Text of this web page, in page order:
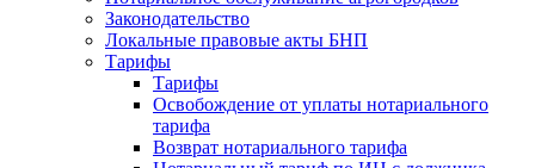
Законодательство
Локальные правовые акты БНП
Тарифы
Тарифы
Освобождение от уплаты нотариального
тарифа
Возврат нотариального тарифа